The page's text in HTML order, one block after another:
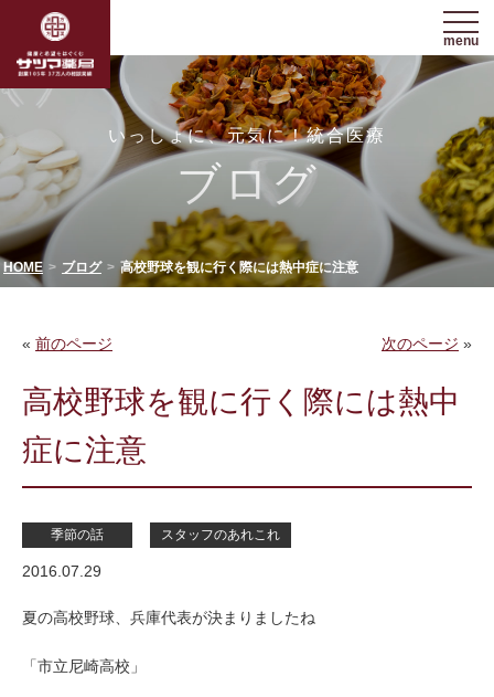
menu
いっしょに、元気に！統合医療
ブログ
HOME ブログ 高校野球を観に行く際には熱中症に注意
« 前のページ 次のページ »
高校野球を観に行く際には熱中
症に注意
季節の話 スタッフのあれこれ
2016.07.29
夏の高校野球、兵庫代表が決まりましたね
「市立尼崎高校」